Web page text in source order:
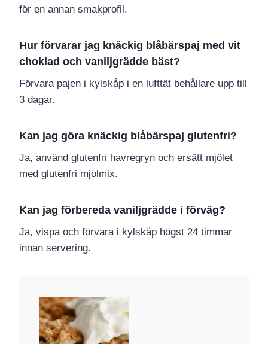
för en annan smakprofil.
Hur förvarar jag knäckig blåbärspaj med vit
choklad och vaniljgrädde bäst?
Förvara pajen i kylskåp i en lufttät behållare upp till
3 dagar.
Kan jag göra knäckig blåbärspaj glutenfri?
Ja, använd glutenfri havregryn och ersätt mjölet
med glutenfri mjölmix.
Kan jag förbereda vaniljgrädde i förväg?
Ja, vispa och förvara i kylskåp högst 24 timmar
innan servering.